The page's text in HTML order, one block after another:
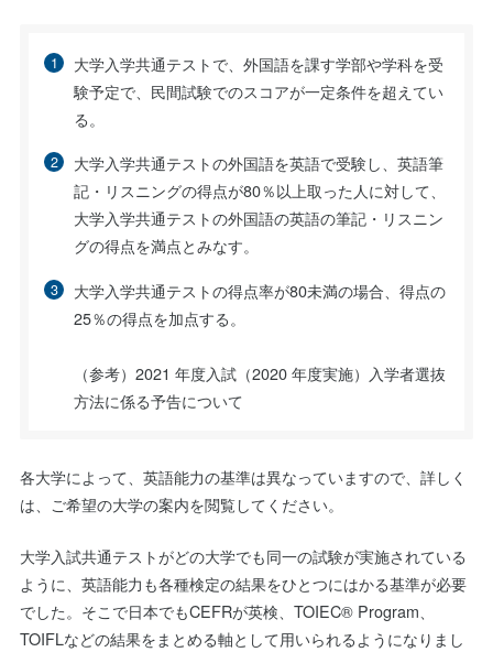
大学入学共通テストで、外国語を課す学部や学科を受
験予定で、民間試験でのスコアが一定条件を超えてい
る。
大学入学共通テストの外国語を英語で受験し、英語筆
記・リスニングの得点が80％以上取った人に対して、
大学入学共通テストの外国語の英語の筆記・リスニン
グの得点を満点とみなす。
大学入学共通テストの得点率が80未満の場合、得点の
25％の得点を加点する。
（参考）2021 年度入試（2020 年度実施）入学者選抜
方法に係る予告について
各大学によって、英語能力の基準は異なっていますので、詳しく
は、ご希望の大学の案内を閲覧してください。
大学入試共通テストがどの大学でも同一の試験が実施されている
ように、英語能力も各種検定の結果をひとつにはかる基準が必要
でした。そこで日本でもCEFRが英検、TOIEC® Program、
TOIFLなどの結果をまとめる軸として用いられるようになりまし